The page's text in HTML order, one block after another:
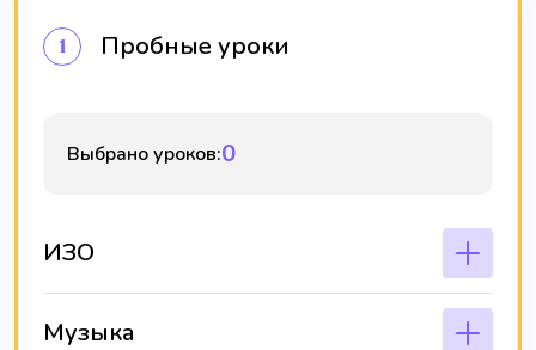
1 Пробные уроки
Выбрано уроков:0
ИЗО
Музыка